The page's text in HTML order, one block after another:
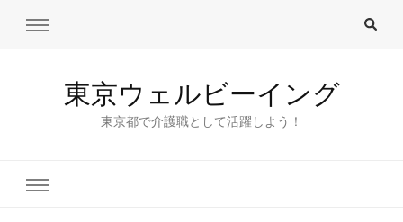
東京ウェルビーイング
東京都で介護職として活躍しよう！